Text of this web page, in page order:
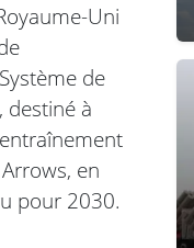
Uni
de
destiné à
en
pour 2030.